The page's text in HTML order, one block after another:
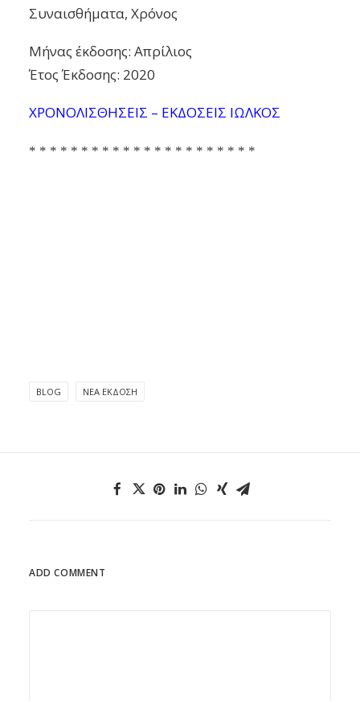
Συναισθήματα, Χρόνος
Μήνας έκδοσης: Απρίλιος
Έτος Έκδοσης: 2020
ΧΡΟΝΟΛΙΣΘΗΣΕΙΣ – ΕΚΔΟΣΕΙΣ ΙΩΛΚΟΣ
* * * * * * * * * * * * * * * * * * * * * *
BLOG ΝΈΑ ΈΚΔΟΣΗ
ADD COMMENT